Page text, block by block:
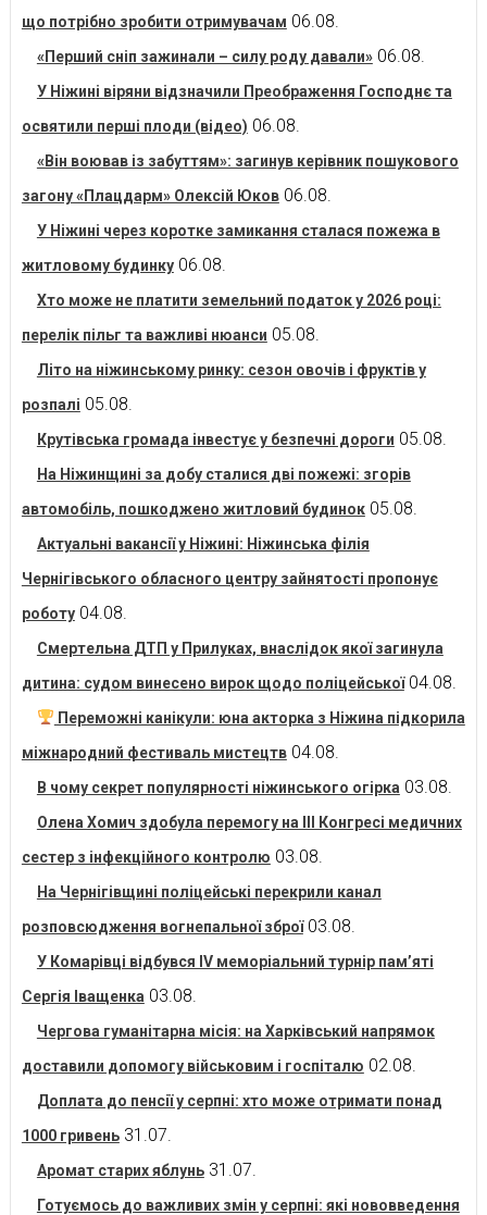
що потрібно зробити отримувачам 06.08.
«Перший сніп зажинали – силу роду давали» 06.08.
У Ніжині віряни відзначили Преображення Господнє та
освятили перші плоди (відео) 06.08.
«Він воював із забуттям»: загинув керівник пошукового
загону «Плацдарм» Олексій Юков 06.08.
У Ніжині через коротке замикання сталася пожежа в
житловому будинку 06.08.
Хто може не платити земельний податок у 2026 році:
перелік пільг та важливі нюанси 05.08.
Літо на ніжинському ринку: сезон овочів і фруктів у
розпалі 05.08.
Крутівська громада інвестує у безпечні дороги 05.08.
На Ніжинщині за добу сталися дві пожежі: згорів
автомобіль, пошкоджено житловий будинок 05.08.
Актуальні вакансії у Ніжині: Ніжинська філія
Чернігівського обласного центру зайнятості пропонує
роботу 04.08.
Смертельна ДТП у Прилуках, внаслідок якої загинула
дитина: судом винесено вирок щодо поліцейської 04.08.
Переможні канікули: юна акторка з Ніжина підкорила
міжнародний фестиваль мистецтв 04.08.
В чому секрет популярності ніжинського огірка 03.08.
Олена Хомич здобула перемогу на ІІІ Конгресі медичних
сестер з інфекційного контролю 03.08.
На Чернігівщині поліцейські перекрили канал
розповсюдження вогнепальної зброї 03.08.
У Комарівці відбувся IV меморіальний турнір пам’яті
Сергія Іващенка 03.08.
Чергова гуманітарна місія: на Харківський напрямок
доставили допомогу військовим і госпіталю 02.08.
Доплата до пенсії у серпні: хто може отримати понад
1000 гривень 31.07.
Аромат старих яблунь 31.07.
Готуємось до важливих змін у серпні: які нововведення